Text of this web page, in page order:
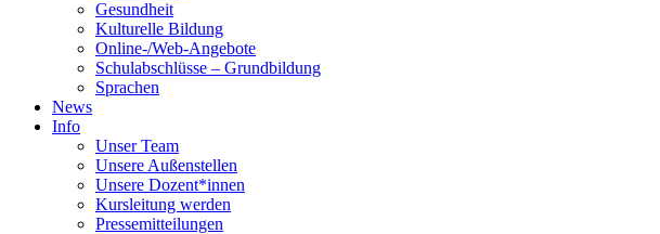
Gesundheit
Kulturelle Bildung
Online-/Web-Angebote
Schulabschlüsse – Grundbildung
Sprachen
News
Info
Unser Team
Unsere Außenstellen
Unsere Dozent*innen
Kursleitung werden
Pressemitteilungen